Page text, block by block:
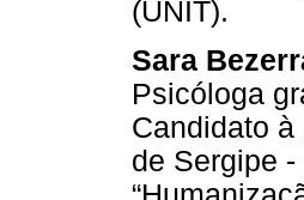
(UNIT).
Sara
Psicóloga
Candidato
de Sergipe